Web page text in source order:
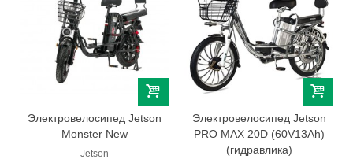
Электровелосипед Jetson
Monster New
Jetson
Электровелосипед Jetson
PRO MAX 20D (60V13Ah)
(гидравлика)